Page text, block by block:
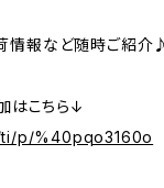
情報など随時ご紹介
はこちら↓
p/%40pqo3160o